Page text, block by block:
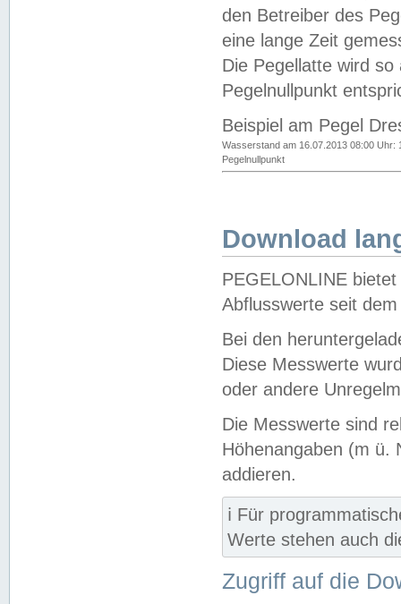
den Betreiber des
eine lange Zeit
Die Pegellatte wird
Pegelnullpunkt
Beispiel am Pegel
Wasserstand am 16.07.2013 08:00 Uhr:
Pegelnullpunkt
Download
PEGELONLINE
Abflusswerte seit
Bei den
Diese Messwerte
oder andere
Die Messwerte sind
Höhenangaben (m ü.
addieren.
ℹ️ Für
Werte stehen auch
Zugriff auf die